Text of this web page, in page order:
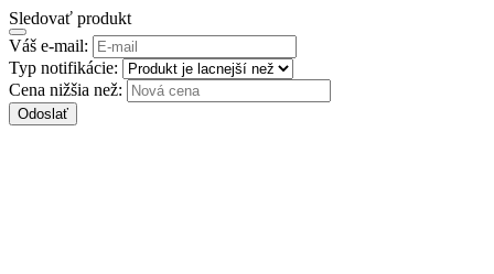
Sledovať produkt
Váš e-mail:
Typ notifikácie:
Cena nižšia než:
Odoslať